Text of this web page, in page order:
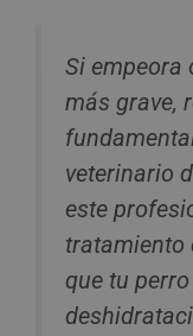
Si empeora
más grave,
veterinario
este
tratamiento
que tu